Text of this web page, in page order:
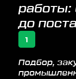
работы:
до
1
Подбор,